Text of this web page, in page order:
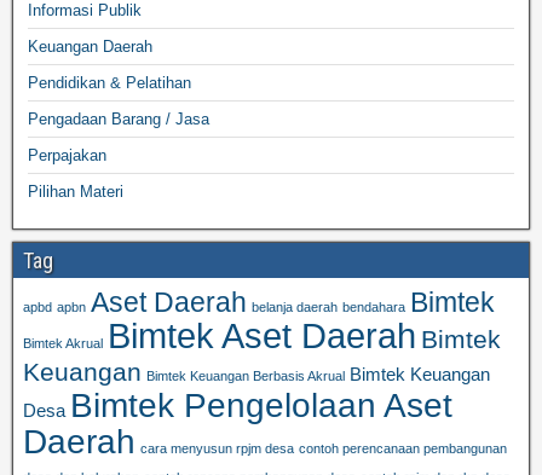
Informasi Publik
Keuangan Daerah
Pendidikan & Pelatihan
Pengadaan Barang / Jasa
Perpajakan
Pilihan Materi
Tag
apbd apbn Aset Daerah belanja daerah bendahara Bimtek
Bimtek Akrual Bimtek Aset Daerah Bimtek
Keuangan Bimtek Keuangan Berbasis Akrual Bimtek Keuangan
Desa Bimtek Pengelolaan Aset
Daerah cara menyusun rpjm desa contoh perencanaan pembangunan